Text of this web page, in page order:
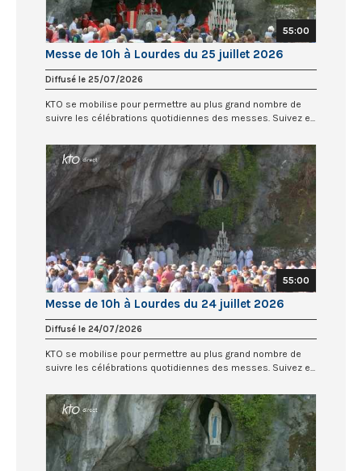
55:00
Messe de 10h à Lourdes du 25 juillet 2026
Diffusé le 25/07/2026
KTO se mobilise pour permettre au plus grand nombre de
suivre les célébrations quotidiennes des messes. Suivez e...
55:00
Messe de 10h à Lourdes du 24 juillet 2026
Diffusé le 24/07/2026
KTO se mobilise pour permettre au plus grand nombre de
suivre les célébrations quotidiennes des messes. Suivez e...